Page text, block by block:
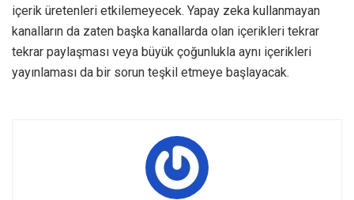
içerik üretenleri etkilemeyecek. Yapay zeka kullanmayan
kanalların da zaten başka kanallarda olan içerikleri tekrar
tekrar paylaşması veya büyük çoğunlukla aynı içerikleri
yayınlaması da bir sorun teşkil etmeye başlayacak.